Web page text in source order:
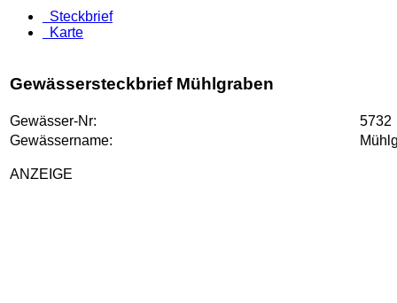
Steckbrief
Karte
Gewässersteckbrief Mühlgraben
Gewässer-Nr:
5732
Gewässername:
ANZEIGE